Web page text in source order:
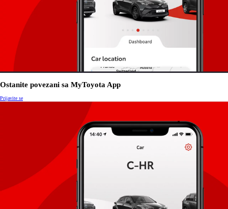
Ostanite povezani sa MyToyota App
Prijavite se